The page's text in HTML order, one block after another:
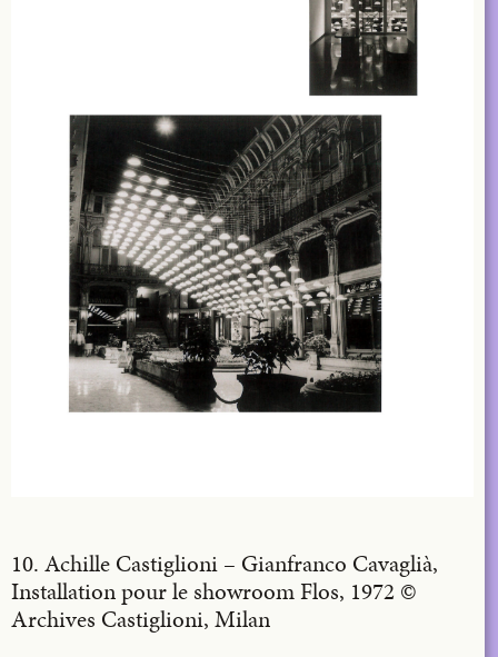
10. Achille Castiglioni – Gianfranco Cavaglià,
Installation pour le showroom Flos, 1972 ©
Archives Castiglioni, Milan